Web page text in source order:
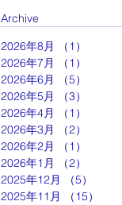
Archive
2026年8月
（1）
2026年7月
（1）
2026年6月
（5）
2026年5月
（3）
2026年4月
（1）
2026年3月
（2）
2026年2月
（1）
2026年1月
（2）
2025年12月
（5）
2025年11月
（15）